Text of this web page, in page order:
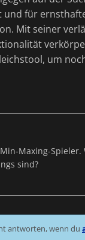
für
Mit seiner
um
Maxing-
sind?
antworten, wenn du